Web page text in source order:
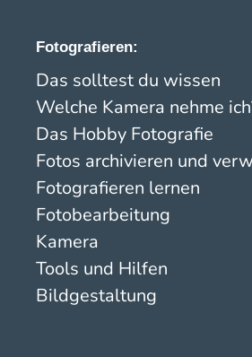
Fotografieren:
Das solltest du wissen
Welche Kamera nehme
Das Hobby Fotografie
Fotos archivieren und
Fotografieren lernen
Fotobearbeitung
Kamera
Tools und Hilfen
Bildgestaltung